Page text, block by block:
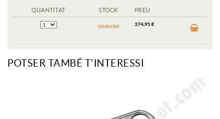
QUANTITAT STOCK PREU
CONSULTAR 374,95 €
POTSER TAMBÉ T'INTERESSI